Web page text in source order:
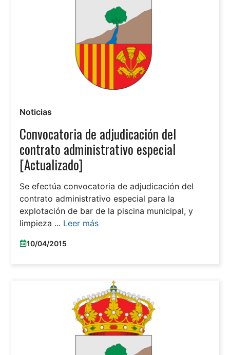
Noticias
Convocatoria de adjudicación del
contrato administrativo especial
[Actualizado]
Se efectúa convocatoria de adjudicación del
contrato administrativo especial para la
explotación de bar de la piscina municipal, y
limpieza ... Leer más
10/04/2015